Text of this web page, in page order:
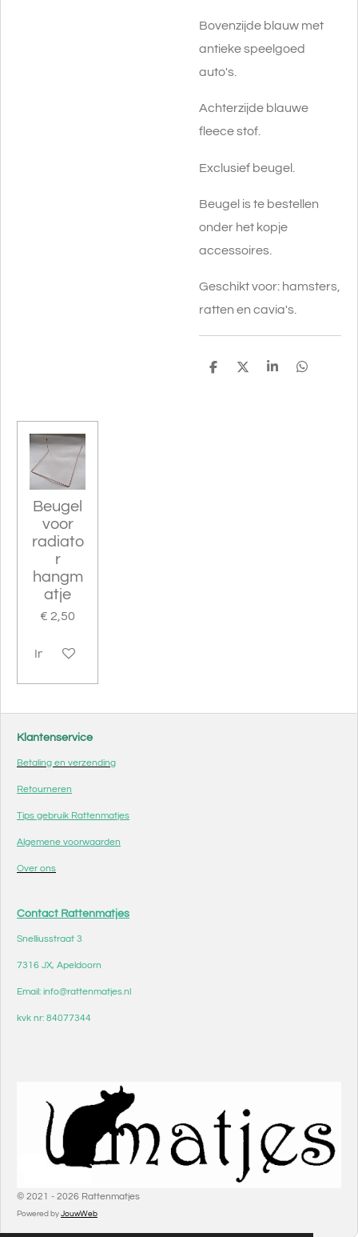
Bovenzijde blauw met
antieke speelgoed
auto's.
Achterzijde blauwe
fleece stof.
Exclusief beugel.
Beugel is te bestellen
onder het kopje
accessoires.
Geschikt voor: hamsters,
ratten en cavia's.
D
D
S
D
Beugel
voor
radiato
r
hangm
atje
€ 2,50
In winkelwagen
Klantenservice
Betaling en verzending
Retourneren
Tips gebruik Rattenmatjes
Algemene voorwaarden
Over ons
Contact Rattenmatjes
Snelliusstraat 3
7316 JX, Apeldoorn
Email: info@rattenmatjes.nl
kvk nr: 84077344
© 2021 - 2026 Rattenmatjes
Powered by JouwWeb